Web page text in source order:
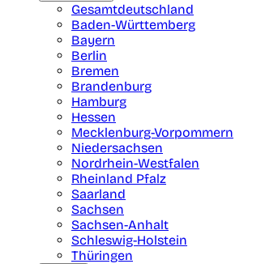
Gesamtdeutschland
Baden-Württemberg
Bayern
Berlin
Bremen
Brandenburg
Hamburg
Hessen
Mecklenburg-Vorpommern
Niedersachsen
Nordrhein-Westfalen
Rheinland Pfalz
Saarland
Sachsen
Sachsen-Anhalt
Schleswig-Holstein
Thüringen